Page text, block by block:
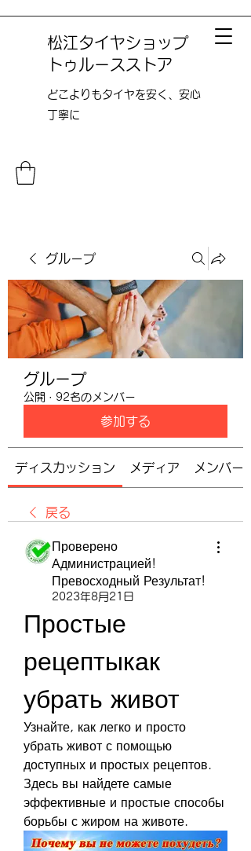
松江タイヤショップ
トゥルースストア
どこよりも​タイヤを安く、安心
丁寧に
グループ
グループ
公開 · 92名のメンバー
参加する
ディスカッション メディア メンバー
戻る
Проверено
Администрацией!
Превосходный Результат!
2023年8月21日
Простые
рецептыкак
убрать живот
Узнайте, как легко и просто
убрать живот с помощью
доступных и простых рецептов.
Здесь вы найдете самые
эффективные и простые способы
борьбы с жиром на животе.